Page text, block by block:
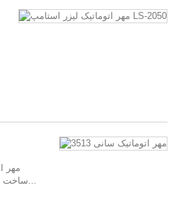
ساخت مهرهای ژلاتینی با هر طرح دلخواه...